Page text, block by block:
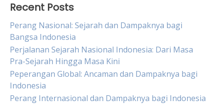
Recent Posts
Perang Nasional: Sejarah dan Dampaknya bagi
Bangsa Indonesia
Perjalanan Sejarah Nasional Indonesia: Dari Masa
Pra-Sejarah Hingga Masa Kini
Peperangan Global: Ancaman dan Dampaknya bagi
Indonesia
Perang Internasional dan Dampaknya bagi Indonesia